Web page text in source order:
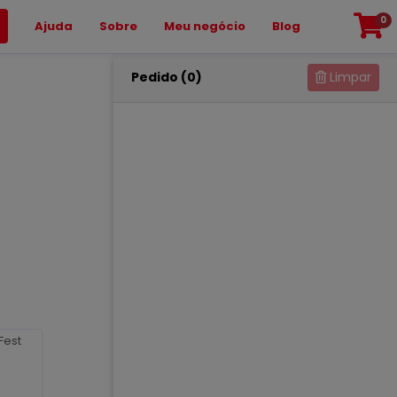
Ajuda Sobre Meu negócio Blog 0
Pedido (0) Limpar